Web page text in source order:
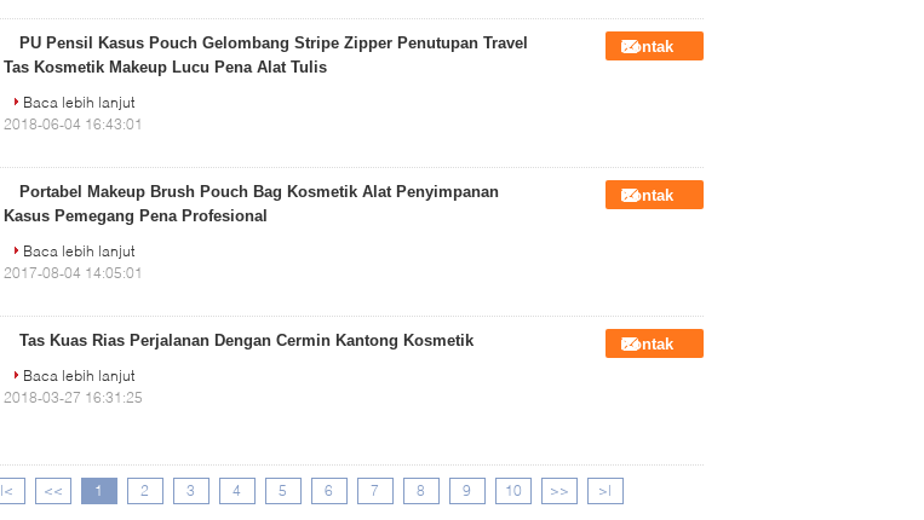
PU Pensil Kasus Pouch Gelombang Stripe Zipper Penutupan Travel
Tas Kosmetik Makeup Lucu Pena Alat Tulis
Kontak
Baca lebih lanjut
2018-06-04 16:43:01
Portabel Makeup Brush Pouch Bag Kosmetik Alat Penyimpanan
Kasus Pemegang Pena Profesional
Kontak
Baca lebih lanjut
2017-08-04 14:05:01
Tas Kuas Rias Perjalanan Dengan Cermin Kantong Kosmetik
Kontak
Baca lebih lanjut
2018-03-27 16:31:25
|< << 1 2 3 4 5 6 7 8 9 10 >> >|